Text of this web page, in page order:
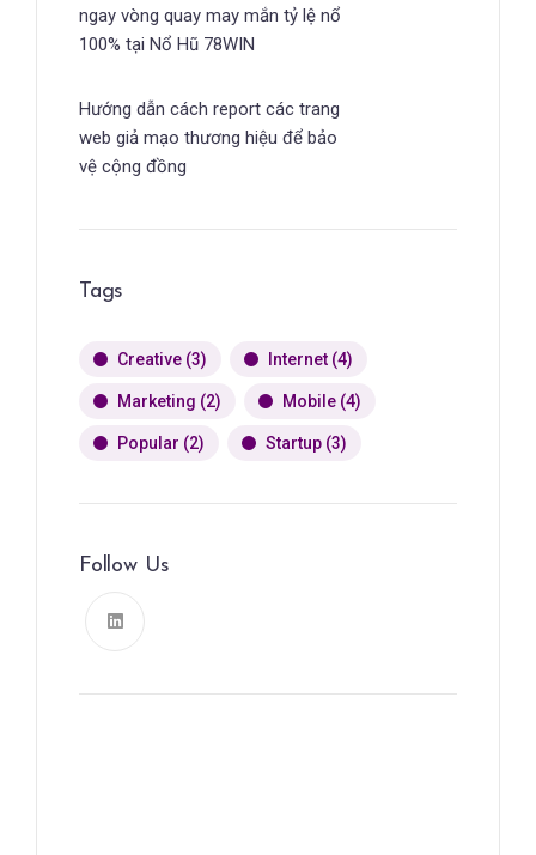
ngay vòng quay may mắn tỷ lệ nổ
100% tại Nổ Hũ 78WIN
Hướng dẫn cách report các trang
web giả mạo thương hiệu để bảo
vệ cộng đồng
Tags
Creative (3) Internet (4)
Marketing (2) Mobile (4)
Popular (2) Startup (3)
Follow Us